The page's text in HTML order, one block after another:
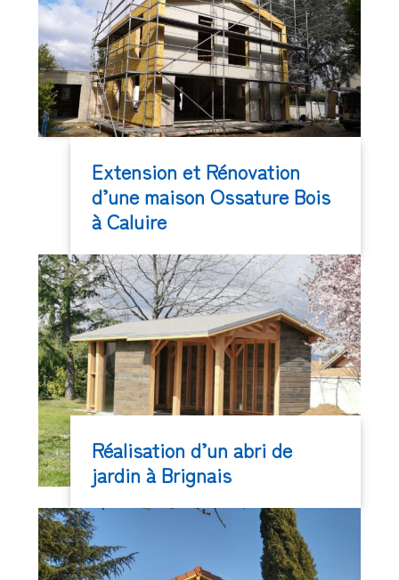
Extension et Rénovation
d’une maison Ossature Bois
à Caluire
Réalisation d’un abri de
jardin à Brignais